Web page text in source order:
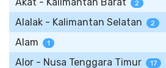
2
Alalak - Kalimantan Selatan 2
Alam 1
Alor - Nusa Tenggara Timur 17